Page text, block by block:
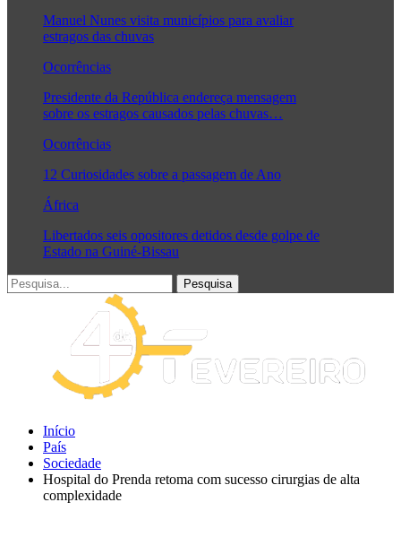
Manuel Nunes visita municípios para avaliar
estragos das chuvas
Ocorrências
Presidente da República endereça mensagem
sobre os estragos causados pelas chuvas…
Ocorrências
12 Curiosidades sobre a passagem de Ano
África
Libertados seis opositores detidos desde golpe de
Estado na Guiné-Bissau
Início
País
Sociedade
Hospital do Prenda retoma com sucesso cirurgias de alta
complexidade